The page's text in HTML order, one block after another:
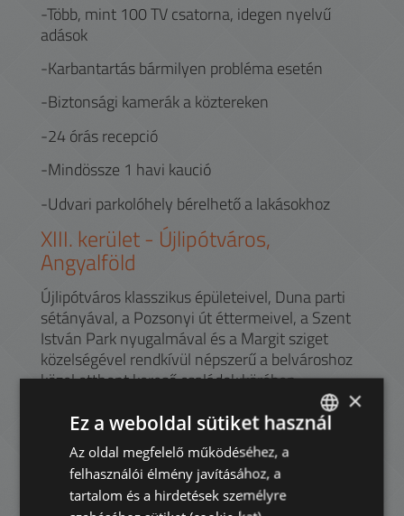
-Több, mint 100 TV csatorna, idegen nyelvű
adások
-Karbantartás bármilyen probléma esetén
-Biztonsági kamerák a köztereken
-24 órás recepció
-Mindössze 1 havi kaució
-Udvari parkolóhely bérelhető a lakásokhoz
XIII. kerület - Újlipótváros,
Angyalföld
Újlipótváros klasszikus épületeivel, Duna parti
sétányával, a Pozsonyi út éttermeivel, a Szent
István Park nyugalmával és a Margit sziget
közelségével rendkívül népszerű a belvároshoz
közel otthont kereső családok körében.
A Váci úti irodafolyosó kedvelt lokáció sok
multinacionális cég és vállalkozás számára,
olyan modern, „A” kategóriás irodaházakkal,
mint a Nordic Light, a Capital Square, a DC
Offices, vagy a Váci Greens. (A Váci utat ne
×
Ez a weboldal sütiket használ
Az oldal megfelelő működéséhez, a
felhasználói élmény javításához, a
tartalom és a hirdetések személyre